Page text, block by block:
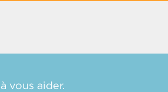
vous aider.